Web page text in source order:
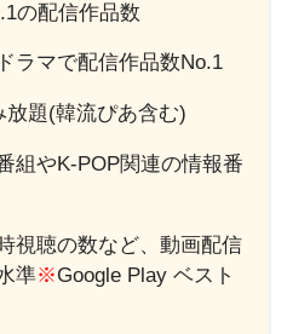
の配信作品数
ラマで配信作品数No.1
放題(韓流ぴあ含む)
組やK-POP関連の情報番
視聴の数など、動画配信
準※Google Play ベスト